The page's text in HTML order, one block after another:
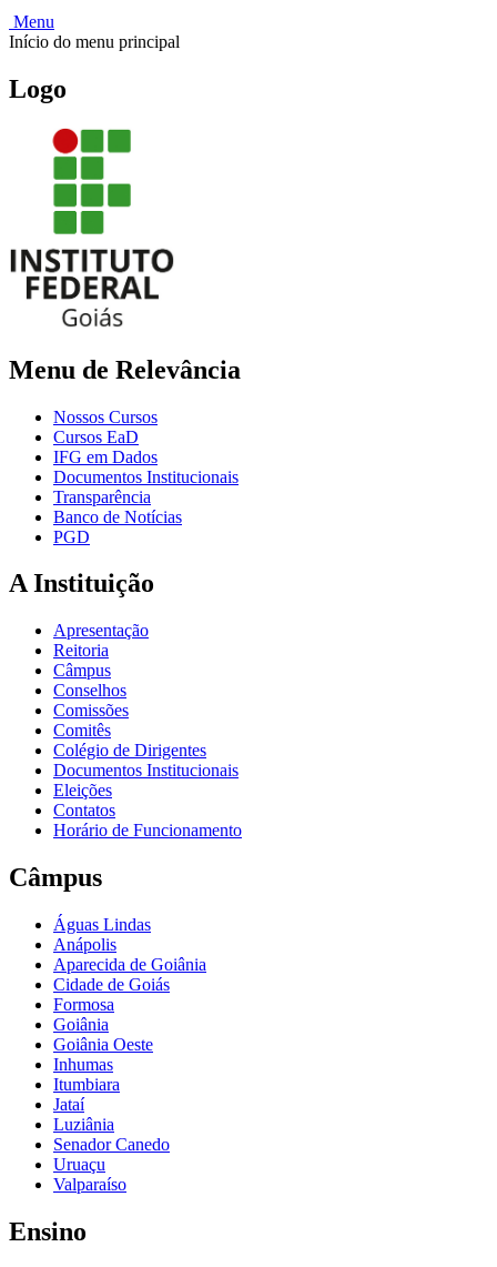
Menu
Início do menu principal
Logo
Menu de Relevância
Nossos Cursos
Cursos EaD
IFG em Dados
Documentos Institucionais
Transparência
Banco de Notícias
PGD
A Instituição
Apresentação
Reitoria
Câmpus
Conselhos
Comissões
Comitês
Colégio de Dirigentes
Documentos Institucionais
Eleições
Contatos
Horário de Funcionamento
Câmpus
Águas Lindas
Anápolis
Aparecida de Goiânia
Cidade de Goiás
Formosa
Goiânia
Goiânia Oeste
Inhumas
Itumbiara
Jataí
Luziânia
Senador Canedo
Uruaçu
Valparaíso
Ensino